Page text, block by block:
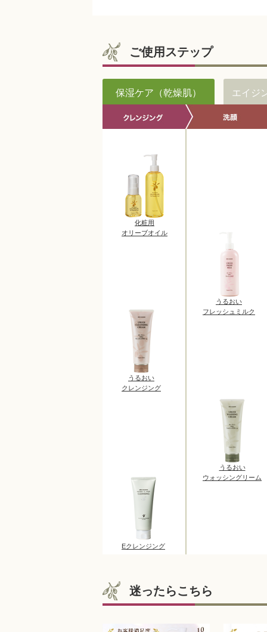
ご使用ステップ
保湿ケア（乾燥肌） エイジ
化粧用
オリーブオイル
うるおい
クレンジング
Eクレンジング
うるおい
フレッシュミルク
うるおい
ウォッシングリーム
迷ったらこちら